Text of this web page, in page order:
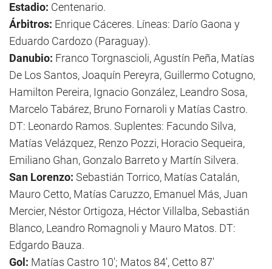
Estadio: Centenario.
Árbitros: Enrique Cáceres. Líneas: Darío Gaona y
Eduardo Cardozo (Paraguay).
Danubio: Franco Torgnascioli, Agustín Peña, Matías
De Los Santos, Joaquín Pereyra, Guillermo Cotugno,
Hamilton Pereira, Ignacio González, Leandro Sosa,
Marcelo Tabárez, Bruno Fornaroli y Matías Castro.
DT: Leonardo Ramos. Suplentes: Facundo Silva,
Matías Velázquez, Renzo Pozzi, Horacio Sequeira,
Emiliano Ghan, Gonzalo Barreto y Martín Silvera.
San Lorenzo: Sebastián Torrico, Matías Catalán,
Mauro Cetto, Matías Caruzzo, Emanuel Más, Juan
Mercier, Néstor Ortigoza, Héctor Villalba, Sebastián
Blanco, Leandro Romagnoli y Mauro Matos. DT:
Edgardo Bauza.
Gol: Matías Castro 10'; Matos 84', Cetto 87'